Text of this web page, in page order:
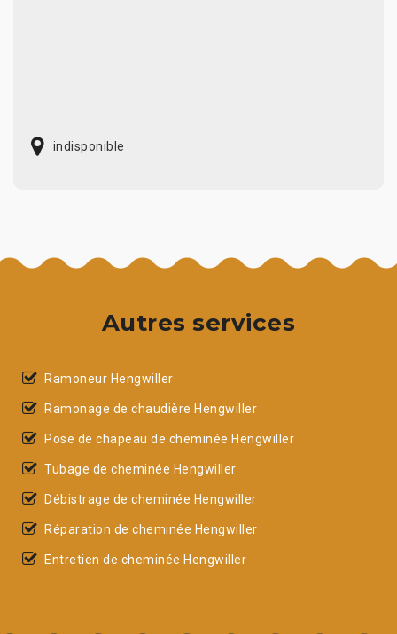
indisponible
Autres services
Ramoneur Hengwiller
Ramonage de chaudière Hengwiller
Pose de chapeau de cheminée Hengwiller
Tubage de cheminée Hengwiller
Débistrage de cheminée Hengwiller
Réparation de cheminée Hengwiller
Entretien de cheminée Hengwiller